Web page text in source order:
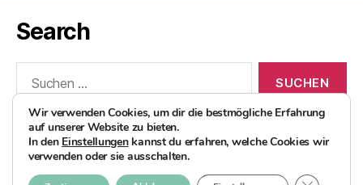
Search
nach:
© 2026AvocadoBanane Foodblog
Wir verwenden Cookies, um dir die bestmögliche Erfahrung
auf unserer Website zu bieten.
In den Einstellungenkannst du erfahren, welche Cookies wir
verwenden oder sie ausschalten.